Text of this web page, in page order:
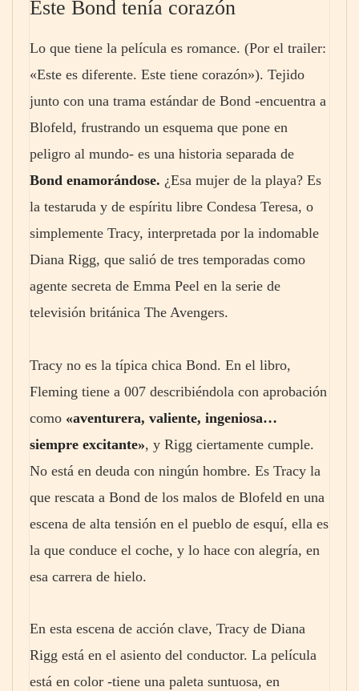
Este Bond tenía corazón
Lo que tiene la película es romance. (Por el trailer:
«Este es diferente. Este tiene corazón»). Tejido
junto con una trama estándar de Bond -encuentra a
Blofeld, frustrando un esquema que pone en
peligro al mundo- es una historia separada de
Bond enamorándose. ¿Esa mujer de la playa? Es
la testaruda y de espíritu libre Condesa Teresa, o
simplemente Tracy, interpretada por la indomable
Diana Rigg, que salió de tres temporadas como
agente secreta de Emma Peel en la serie de
televisión británica The Avengers.
Tracy no es la típica chica Bond. En el libro,
Fleming tiene a 007 describiéndola con aprobación
como «aventurera, valiente, ingeniosa…
siempre excitante», y Rigg ciertamente cumple.
No está en deuda con ningún hombre. Es Tracy la
que rescata a Bond de los malos de Blofeld en una
escena de alta tensión en el pueblo de esquí, ella es
la que conduce el coche, y lo hace con alegría, en
esa carrera de hielo.
En esta escena de acción clave, Tracy de Diana
Rigg está en el asiento del conductor. La película
está en color -tiene una paleta suntuosa, en